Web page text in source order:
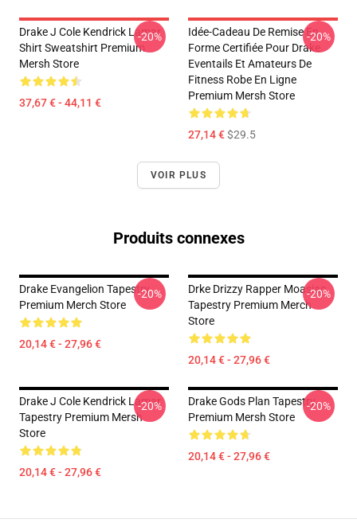
Drake J Cole Kendrick Lamar
Shirt Sweatshirt Premium
Mersh Store
37,67 € - 44,11 €
-20%
Idée-Cadeau De Remise En
Forme Certifiée Pour Drake
Eventails Et Amateurs De
Fitness Robe En Ligne
Premium Mersh Store
27,14 €$29.5
-20%
VOIR PLUS
Produits connexes
Drake Evangelion Tapestry
Premium Merch Store
20,14 € - 27,96 €
-20%
Drke Drizzy Rapper Moasiac
Tapestry Premium Merch
Store
20,14 € - 27,96 €
-20%
Drake J Cole Kendrick Lamar
Tapestry Premium Mersh
Store
20,14 € - 27,96 €
-20%
Drake Gods Plan Tapestry
Premium Mersh Store
20,14 € - 27,96 €
-20%